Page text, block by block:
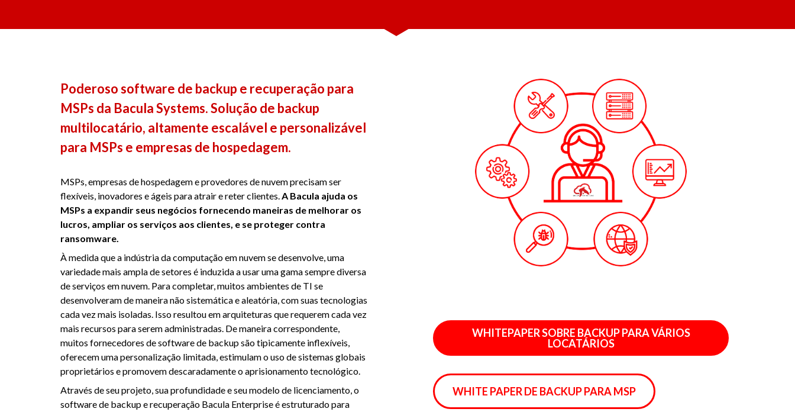
Poderoso software de backup e recuperação para
MSPs da Bacula Systems. Solução de backup
multilocatário, altamente escalável e personalizável
para MSPs e empresas de hospedagem.
MSPs, empresas de hospedagem e provedores de nuvem precisam ser
flexíveis, inovadores e ágeis para atrair e reter clientes.A Bacula ajuda os
MSPs a expandir seus negócios fornecendo maneiras de melhorar os
lucros, ampliar os serviços aos clientes, e se proteger contra
ransomware.
À medida que a indústria da computação em nuvem se desenvolve, uma
variedade mais ampla de setores é induzida a usar uma gama sempre diversa
de serviços em nuvem. Para completar, muitos ambientes de TI se
desenvolveram de maneira não sistemática e aleatória, com suas tecnologias
cada vez mais isoladas. Isso resultou em arquiteturas que requerem cada vez
mais recursos para serem administradas. De maneira correspondente,
muitos fornecedores de software de backup são tipicamente inflexíveis,
oferecem uma personalização limitada, estimulam o uso de sistemas globais
proprietários e promovem descaradamente o aprisionamento tecnológico.
Através de seu projeto, sua profundidade e seu modelo de licenciamento, o
software de backup e recuperação Bacula Enterprise é estruturado para
WHITEPAPER SOBRE BACKUP PARA VÁRIOS
LOCATÁRIOS
WHITE PAPER DE BACKUP PARA MSP